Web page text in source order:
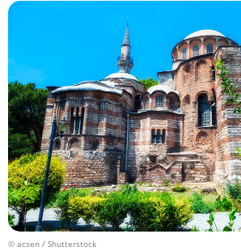
© acsen / Shutterstock